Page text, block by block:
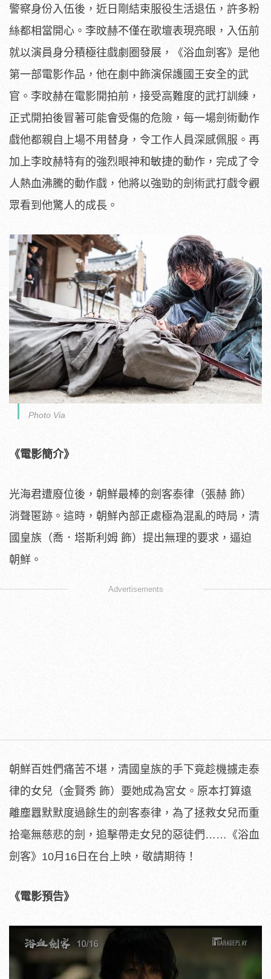
警察身份入伍後，近日剛結束服役生活退伍，許多粉
絲都相當開心。 李旼赫不僅在歌壇表現亮眼， 入伍前
就以演員身分積極往戲劇圈發展，《浴血劍客》 是他
第一部電影作品，他在劇中飾演保護國王安全的武
官。 李旼赫在電影開拍前，接受高難度的武打訓練，
正式開拍後冒著可能會受傷的危險， 每一場劍術動作
戲他都親自上場不用替身，令工作人員深感佩服。 再
加上李旼赫特有的強烈眼神和敏捷的動作， 完成了令
人熱血沸騰的動作戲， 他將以強勁的劍術武打戲令觀
眾看到他驚人的成長。
Photo Via
《電影簡介》
光海君遭廢位後，朝鮮最棒的劍客泰律（張赫 飾）
消聲匿跡。這時，朝鮮內部正處極為混亂的時局，清
國皇族（喬．塔斯利姆 飾）提出無理的要求，逼迫
朝鮮。
Advertisements
朝鮮百姓們痛苦不堪，清國皇族的手下竟趁機擄走泰
律的女兒（金賢秀 飾）要她成為宮女。原本打算遠
離塵囂默默度過餘生的劍客泰律， 為了拯救女兒而重
拾毫無慈悲的劍，追擊帶走女兒的惡徒們……《浴血
劍客》10月16日在台上映，敬請期待！
《電影預告》